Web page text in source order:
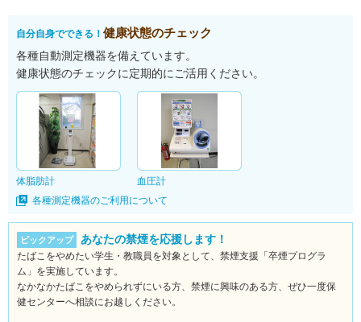
自分自身でできる！ 健康状態のチェック
各種自動測定機器を備えています。
健康状態のチェックに定期的にご活用ください。
体脂肪計
血圧計
各種測定機器のご利用について
ピックアップ あなたの禁煙を応援します！
たばこをやめたい学生・教職員を対象として、禁煙支援「卒煙プログラ
ム」を実施しています。
なかなかたばこをやめられずにいる方、禁煙に興味のある方、ぜひ一度保
健センターへ相談にお越しください。